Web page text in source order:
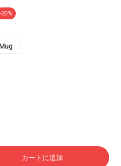
-20%
カートに追加